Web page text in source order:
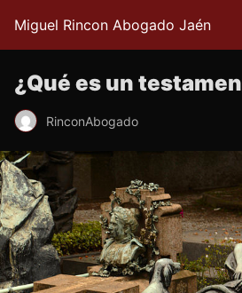
Miguel Rincon Abogado Jaén
¿Qué es un
RinconAbogado